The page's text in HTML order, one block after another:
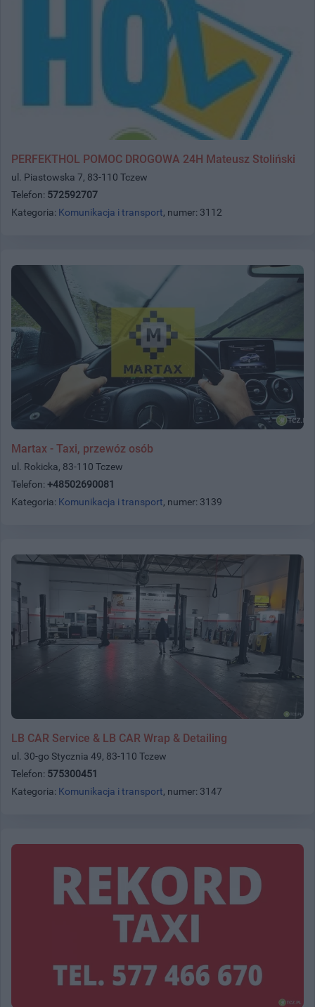
PERFEKTHOL POMOC DROGOWA 24H Mateusz Stoliński
ul. Piastowska 7, 83-110 Tczew
Telefon: 572592707
Kategoria: Komunikacja i transport, numer: 3112
Martax - Taxi, przewóz osób
ul. Rokicka, 83-110 Tczew
Telefon: +48502690081
Kategoria: Komunikacja i transport, numer: 3139
LB CAR Service & LB CAR Wrap & Detailing
ul. 30-go Stycznia 49, 83-110 Tczew
Telefon: 575300451
Kategoria: Komunikacja i transport, numer: 3147